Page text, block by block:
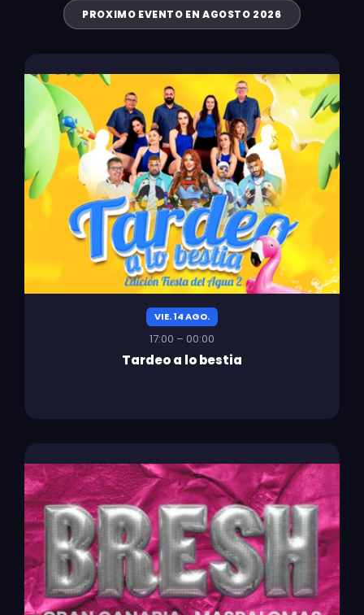
PROXIMO EVENTO EN AGOSTO 2026
VIE. 14 AGO.
17:00 – 00:00
Tardeo a lo bestia